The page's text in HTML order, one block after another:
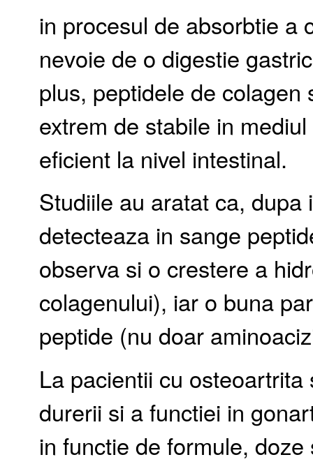
in procesul de absorbtie a
nevoie de o digestie
plus, peptidele de
extrem de stabile in
eficient la nivel intestinal.
Studiile au aratat ca,
detecteaza in sange
observa si o crestere a
colagenului), iar o buna
peptide (nu doar
La pacientii cu
durerii si a functiei in
in functie de formule, doze